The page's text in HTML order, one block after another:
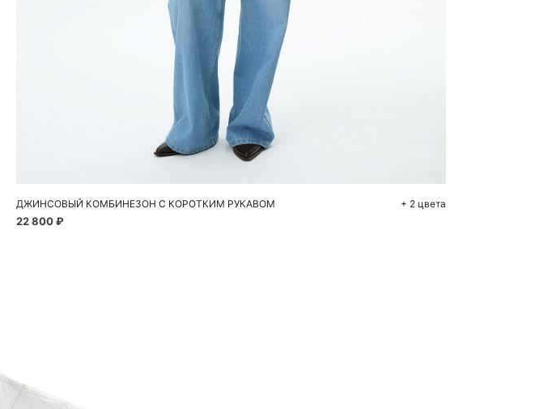
Добавить в корзину
40 46
ДЖИНСОВЫЙ КОМБИНЕЗОН С КОРОТКИМ РУКАВОМ + 2 цвета
22 800 ₽